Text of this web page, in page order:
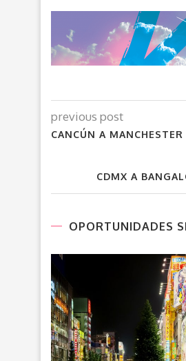
previous post
CANCÚN A
CDMX A
OPORTUNIDADES